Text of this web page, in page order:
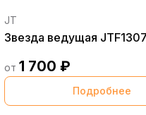
JT
Звезда ведущая
от 1 700 ₽
Подробнее